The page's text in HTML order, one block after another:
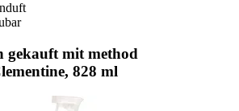
gekauft mit method
828 ml